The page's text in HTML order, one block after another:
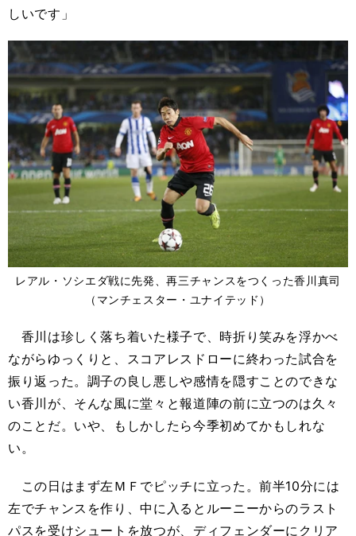
しいです」
レアル・ソシエダ戦に先発、再三チャンスをつくった香川真司
（マンチェスター・ユナイテッド）
香川は珍しく落ち着いた様子で、時折り笑みを浮かべ
ながらゆっくりと、スコアレスドローに終わった試合を
振り返った。調子の良し悪しや感情を隠すことのできな
い香川が、そんな風に堂々と報道陣の前に立つのは久々
のことだ。いや、もしかしたら今季初めてかもしれな
い。
この日はまず左ＭＦでピッチに立った。前半10分には
左でチャンスを作り、中に入るとルーニーからのラスト
パスを受けシュートを放つが、ディフェンダーにクリア